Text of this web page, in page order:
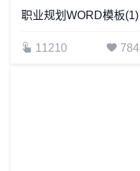
职业规划WORD模板(1)
11210 784